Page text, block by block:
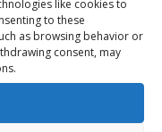
like cookies to
to these
as browsing behavior or
consent, may